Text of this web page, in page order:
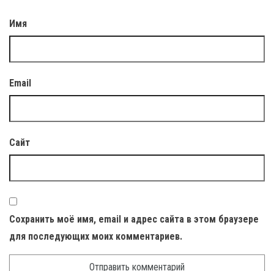
Имя
Email
Сайт
Сохранить моё имя, email и адрес сайта в этом браузере
для последующих моих комментариев.